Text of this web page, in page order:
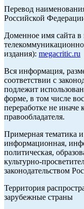
Перевод
Российской
Доменное имя сайта
издания): megacritic.ru
Вся информация,
соответствии с
подлежит
форме, в том числе
переработке не иначе
правообладателя.
Примерная тематика
информационная,
политическая,
культурно-
законодательством
Территория
зарубежные страны